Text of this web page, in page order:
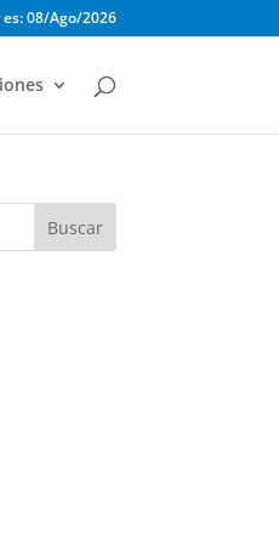
08/Ago/2026
Buscar